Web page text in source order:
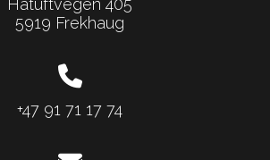
Håtuftvegen 405
5919 Frekhaug
+47 91 71 17 74